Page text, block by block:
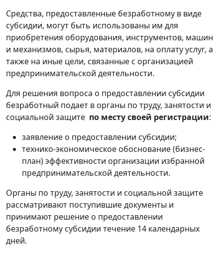
Средства, предоставленные безработному в виде
субсидии, могут быть использованы им для
приобретения оборудования, инструментов, машин
и механизмов, сырья, материалов, на оплату услуг, а
также на иные цели, связанные с организацией
предпринимательской деятельности.
Для решения вопроса о предоставлении субсидии
безработный подает в органы по труду, занятости и
социальной защите по месту своей регистрации:
заявление о предоставлении субсидии;
технико-экономическое обоснование (бизнес-
план) эффективности организации избранной
предпринимательской деятельности.
Органы по труду, занятости и социальной защите
рассматривают поступившие документы и
принимают решение о предоставлении
безработному субсидии течение 14 календарных
дней.